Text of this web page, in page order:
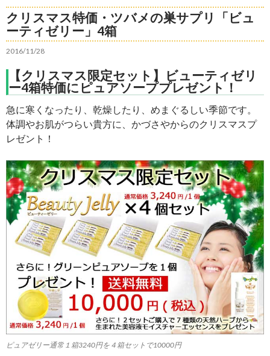
クリスマス特価・ツバメの巣サプリ「ビュ
ーティゼリー」4箱
2016/11/28
【クリスマス限定セット】ビューティゼリ
ー4箱特価にピュアソーププレゼント！
急に寒くなったり、乾燥したり、めまぐるしい季節です。
体調やお肌がつらい貴方に、かづさやからのクリスマスプ
レゼント！
ピュアゼリー通常１箱3240円を４箱セットで10000円